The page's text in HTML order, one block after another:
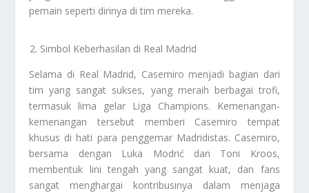
pemain seperti dirinya di tim mereka.
Simbol Keberhasilan di Real Madrid
Selama di Real Madrid, Casemiro menjadi bagian dari
tim yang sangat sukses, yang meraih berbagai trofi,
termasuk lima gelar Liga Champions. Kemenangan-
kemenangan tersebut memberi Casemiro tempat
khusus di hati para penggemar Madridistas. Casemiro,
bersama dengan Luka Modrić dan Toni Kroos,
membentuk lini tengah yang sangat kuat, dan fans
sangat menghargai kontribusinya dalam menjaga